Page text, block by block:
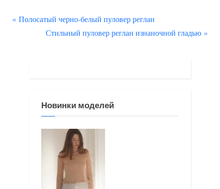
Навигация
П
Полосатый черно-белый пуловер реглан
С
ю
щ
а
Стильный пуловер реглан изнаночной гладью
Новинки моделей